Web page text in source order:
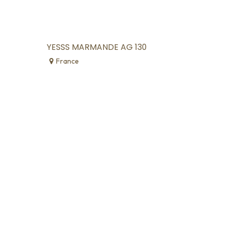
YESSS MARMANDE AG 130
France